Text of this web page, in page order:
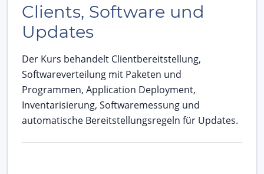
Clients, Software und
Updates
Der Kurs behandelt Clientbereitstellung,
Softwareverteilung mit Paketen und
Programmen, Application Deployment,
Inventarisierung, Softwaremessung und
automatische Bereitstellungsregeln für Updates.